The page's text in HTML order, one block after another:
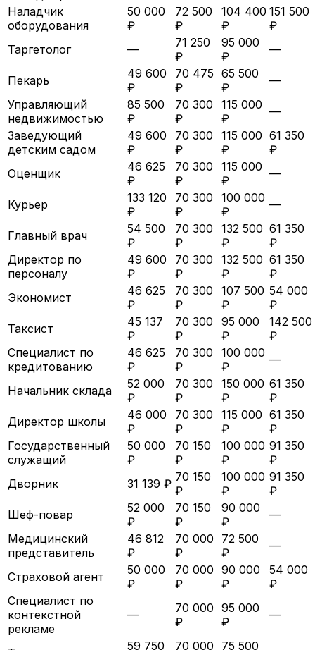
Наладчик
оборудования
50 000
₽
72 500
₽
104 400
₽
151 500
₽
Таргетолог
—
71 250
₽
95 000
₽
—
Пекарь
49 600
₽
70 475
₽
65 500
₽
—
Управляющий
недвижимостью
85 500
₽
70 300
₽
115 000
₽
—
Заведующий
детским садом
49 600
₽
70 300
₽
115 000
₽
61 350
₽
Оценщик
46 625
₽
70 300
₽
115 000
₽
—
Курьер
133 120
₽
70 300
₽
100 000
₽
—
Главный врач
54 500
₽
70 300
₽
132 500
₽
61 350
₽
Директор по
персоналу
49 600
₽
70 300
₽
132 500
₽
61 350
₽
Экономист
46 625
₽
70 300
₽
107 500
₽
54 000
₽
Таксист
45 137
₽
70 300
₽
95 000
₽
142 500
₽
Специалист по
кредитованию
46 625
₽
70 300
₽
100 000
₽
—
Начальник склада
52 000
₽
70 300
₽
150 000
₽
61 350
₽
Директор школы
46 000
₽
70 300
₽
115 000
₽
61 350
₽
Государственный
служащий
50 000
₽
70 150
₽
100 000
₽
91 350
₽
Дворник
31 139 ₽ 70 150
₽
100 000
₽
91 350
₽
Шеф-повар
52 000
₽
70 150
₽
90 000
₽
—
Медицинский
представитель
46 812
₽
70 000
₽
72 500
₽
—
Страховой агент
50 000
₽
70 000
₽
90 000
₽
54 000
₽
Специалист по
контекстной
рекламе
—
70 000
₽
95 000
₽
—
59 750
70 000
75 500